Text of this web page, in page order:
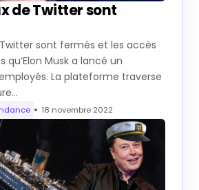
de Twitter sont
sont fermés et les accès
qu’Elon Musk a lancé un
La plateforme traverse
18 novembre 2022